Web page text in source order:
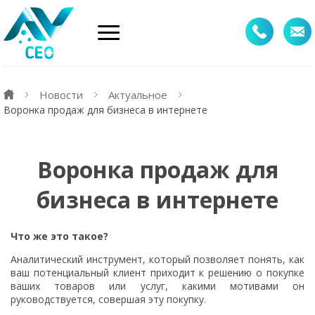
Новости Актуальное
Воронка продаж для бизнеса в интернете
Воронка продаж для
бизнеса в интернете
Что же это такое?
Аналитический инструмент, который позволяет понять, как
ваш потенциальный клиент приходит к решению о покупке
ваших товаров или услуг, какими мотивами он
руководствуется, совершая эту покупку.